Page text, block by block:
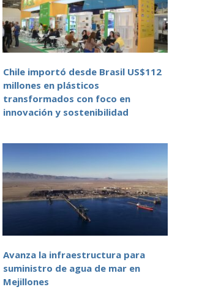
Chile importó desde Brasil US$112
millones en plásticos
transformados con foco en
innovación y sostenibilidad
Avanza la infraestructura para
suministro de agua de mar en
Mejillones